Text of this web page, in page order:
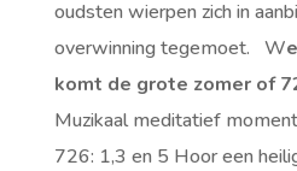
oudsten wierpen zich in
overwinning tegemoet. W
komt de grote zomer of
Muzikaal meditatief moment
726: 1,3 en 5 Hoor een